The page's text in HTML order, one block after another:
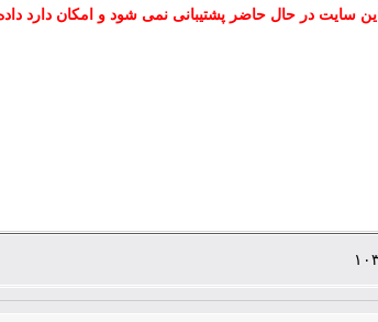
این سایت در حال حاضر پشتیبانی نمی شود و امکان دارد